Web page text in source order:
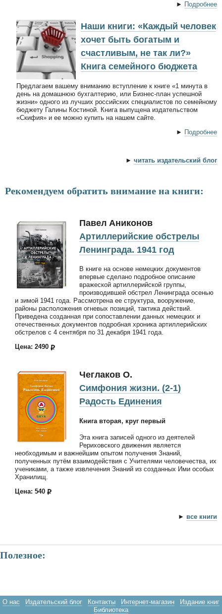
► Подробнее
Наши книги: «Каждый человек
хочет быть богатым и
счастливым, не так ли?»
Книга семейного бюджета
Предлагаем вашему вниманию вступление к книге «1 минута в
день на домашнюю бухгалтерию, или Бизнес-план успешной
жизни» одного из лучших российских специалистов по семейному
бюджету Галины Костиной. Книга выпущена издательством
«Скифия» и ее можно купить на нашем сайте.
► Подробнее
► читать издательский блог
Рекомендуем обратить внимание на книги:
Павел Аниконов
Артиллерийские обстрелы
Ленинграда. 1941 год
В книге на основе немецких документов
впервые сделано подробное описание
вражеской артиллерийской группы,
производившей обстрел Ленинграда осенью
и зимой 1941 года. Рассмотрена ее структура, вооружение,
районы расположения огневых позиций, тактика действий.
Приведена созданная при сопоставлении данных немецких и
отечественных документов подробная хроника артиллерийских
обстрелов с 4 сентября по 31 декабря 1941 года.
Цена: 2490
Чеглаков О.
Симфония жизни. (2-1)
Радость Единения
Книга вторая, круг первый
Эта книга записей одного из деятелей
Рериховского движения является
необходимым и важнейшим опытом получения Знаний,
полученных путём взаимодействия с Учителями человечества, их
учениками, а также извлечения Знаний из созданных Ими особых
Хранилищ.
Цена: 540
► все книги
Полезное:
О нас Издательский блог Контакты Интернет-магазин
Издание книг
Библиотека